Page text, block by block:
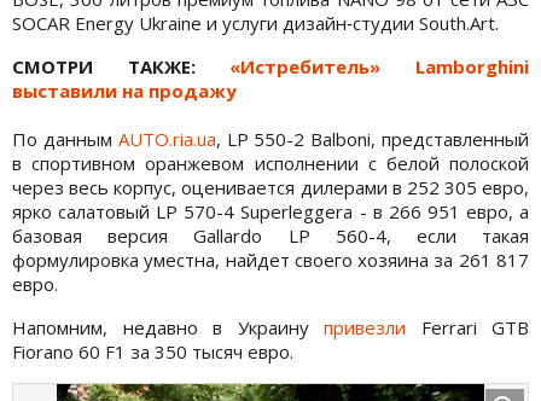
SOCAR Energy Ukraine и услуги дизайн‐студии South.Art.
СМОТРИ ТАКЖЕ: «Истребитель» Lamborghini
выставили на продажу
По данным AUTO.ria.ua, LP 550-2 Balboni, представленный
в спортивном оранжевом исполнении с белой полоской
через весь корпус, оценивается дилерами в 252 305 евро,
ярко салатовый LP 570-4 Superleggera - в 266 951 евро, а
базовая версия Gallardo LP 560-4, если такая
формулировка уместна, найдет своего хозяина за 261 817
евро.
Напомним, недавно в Украину привезли Ferrari GTB
Fiorano 60 F1 за 350 тысяч евро.